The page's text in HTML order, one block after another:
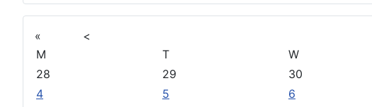
« <
M
T W
28
29 30
4
5 6